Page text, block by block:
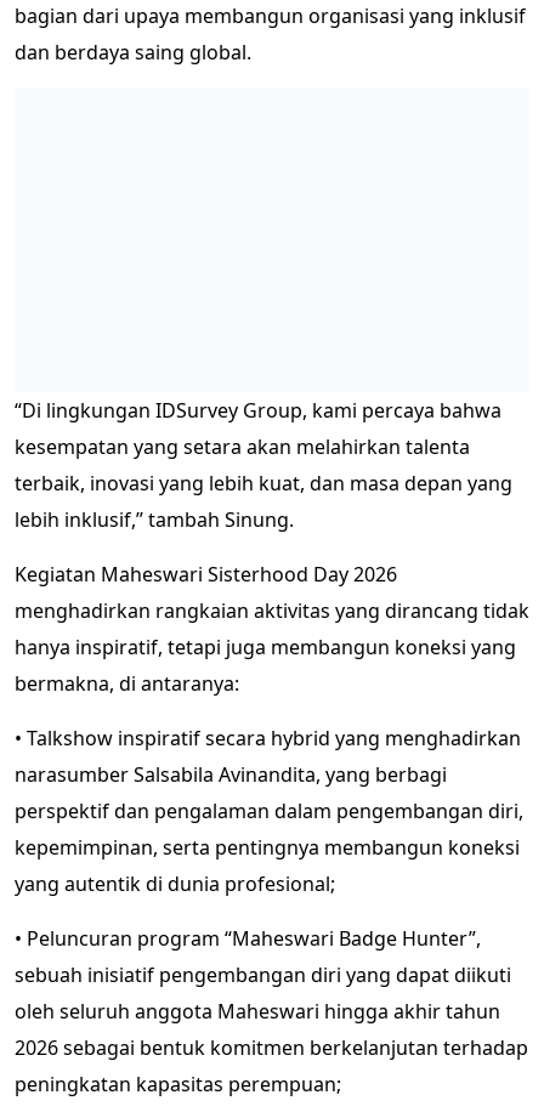
bagian dari upaya membangun organisasi yang inklusif
dan berdaya saing global.
“Di lingkungan IDSurvey Group, kami percaya bahwa
kesempatan yang setara akan melahirkan talenta
terbaik, inovasi yang lebih kuat, dan masa depan yang
lebih inklusif,” tambah Sinung.
Kegiatan Maheswari Sisterhood Day 2026
menghadirkan rangkaian aktivitas yang dirancang tidak
hanya inspiratif, tetapi juga membangun koneksi yang
bermakna, di antaranya:
• Talkshow inspiratif secara hybrid yang menghadirkan
narasumber Salsabila Avinandita, yang berbagi
perspektif dan pengalaman dalam pengembangan diri,
kepemimpinan, serta pentingnya membangun koneksi
yang autentik di dunia profesional;
• Peluncuran program “Maheswari Badge Hunter”,
sebuah inisiatif pengembangan diri yang dapat diikuti
oleh seluruh anggota Maheswari hingga akhir tahun
2026 sebagai bentuk komitmen berkelanjutan terhadap
peningkatan kapasitas perempuan;